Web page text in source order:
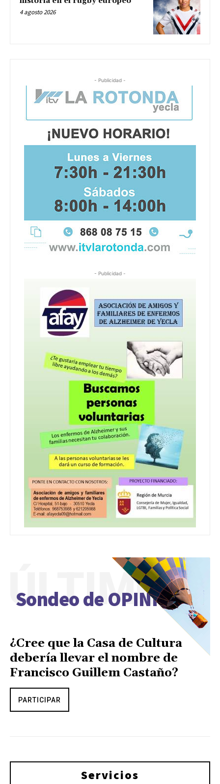
4 agosto 2026
- Publicidad -
- Publicidad -
Sondeo de OPINIÓN
ÚLTIMO
¿Cree que la Casa de Cultura
debería llevar el nombre de
Francisco Guillem Castaño?
PARTICIPAR
Servicios